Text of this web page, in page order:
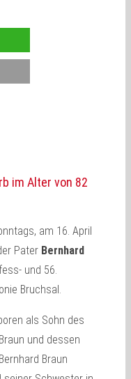
im Alter von 82
am 16. April
Pater Bernhard
und 56.
Bruchsal.
als Sohn des
und dessen
Braun